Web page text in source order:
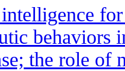
for
behaviors
the role of